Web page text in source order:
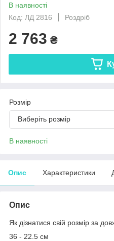
В наявності
Код: ЛД 2816
Роздріб
2 763 ₴
Розмір
Виберіть розмір
В наявності
Опис Характеристики
Опис
Як дізнатися свій розмір за
36 - 22.5 см